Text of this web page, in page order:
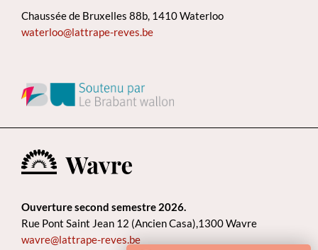
Chaussée de Bruxelles 88b, 1410 Waterloo
waterloo@lattrape-reves.be
Ouverture second semestre 2026.
Rue Pont Saint Jean 12 (Ancien Casa),1300 Wavre
wavre@lattrape-reves.be